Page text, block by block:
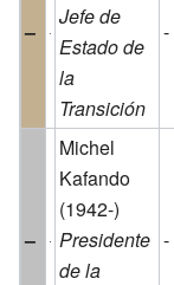
–
Jefe de
Estado de
la
Transición
-
–
Michel
Kafando
(1942-)
Presidente
de la
-